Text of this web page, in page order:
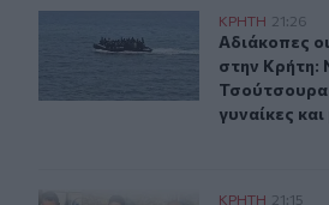
Αδιάκοπες οι ροές ΚΡΗΤΗ 21:26
Αδιάκοπες
Αδιάκοπες
στην Κρήτη:
γυναίκες
ΚΡΗΤΗ 21:15